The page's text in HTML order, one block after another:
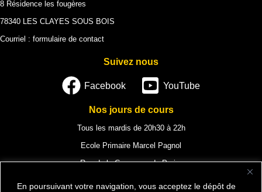
En poursuivant votre navigation, vous acceptez le dépôt de
8 Résidence les fougères
78340 LES CLAYES SOUS BOIS
Courriel : formulaire de contact
Suivez nous
Facebook YouTube
Nos jours de cours
Tous les mardis de 20h30 à 22h
Ecole Primaire Marcel Pagnol
Rue de la Commune de Paris,